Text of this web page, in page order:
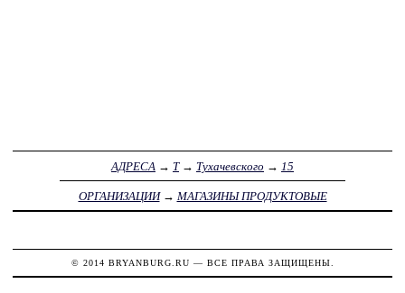
АДРЕСА → Т→ Тухачевского → 15
ОРГАНИЗАЦИИ→ МАГАЗИНЫ ПРОДУКТОВЫЕ
© 2014 BRYANBURG.RU — ВСЕ ПРАВА ЗАЩИЩЕНЫ.